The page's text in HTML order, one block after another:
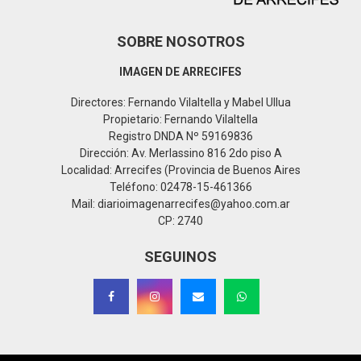
SOBRE NOSOTROS
IMAGEN DE ARRECIFES
Directores: Fernando Vilaltella y Mabel Ullua
Propietario: Fernando Vilaltella
Registro DNDA Nº 59169836
Dirección: Av. Merlassino 816 2do piso A
Localidad: Arrecifes (Provincia de Buenos Aires
Teléfono: 02478-15-461366
Mail: diarioimagenarrecifes@yahoo.com.ar
CP: 2740
SEGUINOS